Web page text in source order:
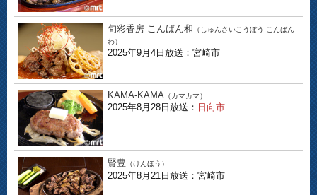
旬彩香房 こんばん和 （しゅんさいこうぼう こんばん
わ）
2025年9月4日放送：宮崎市
KAMA-KAMA （カマカマ）
2025年8月28日放送： 日向市
賢豊 （けんほう）
2025年8月21日放送：宮崎市